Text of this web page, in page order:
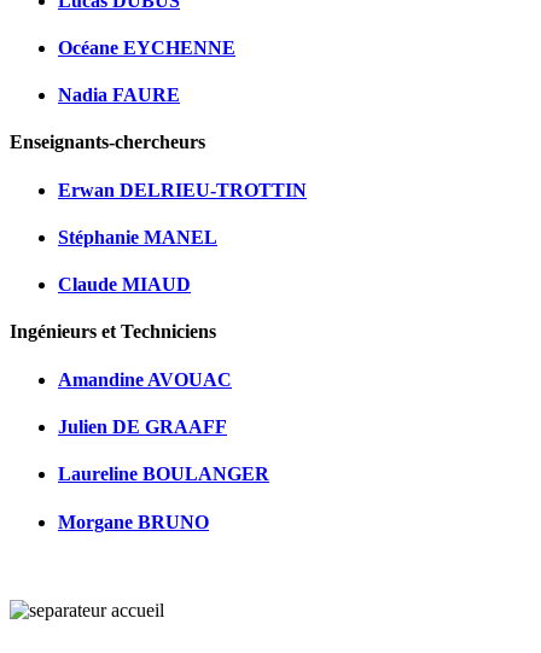
Océane EYCHENNE
Nadia FAURE
Enseignants-chercheurs
Erwan DELRIEU-TROTTIN
Stéphanie MANEL
Claude MIAUD
Ingénieurs et Techniciens
Amandine AVOUAC
Julien DE GRAAFF
Laureline BOULANGER
Morgane BRUNO